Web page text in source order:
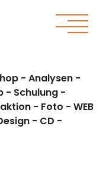
- Analysen -
- Schulung -
- Foto - WEB
- CD -